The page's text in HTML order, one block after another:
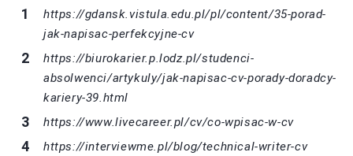
https://gdansk.vistula.edu.pl/pl/content/35-porad-
jak-napisac-perfekcyjne-cv
https://biurokarier.p.lodz.pl/studenci-
absolwenci/artykuly/jak-napisac-cv-porady-doradcy-
kariery-39.html
https://www.livecareer.pl/cv/co-wpisac-w-cv
https://interviewme.pl/blog/technical-writer-cv